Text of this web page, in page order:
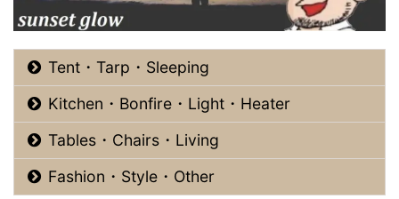
Tent・Tarp・Sleeping
Kitchen・Bonfire・Light・Heater
Tables・Chairs・Living
Fashion・Style・Other